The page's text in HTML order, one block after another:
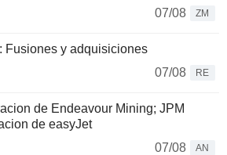
07/08
ZM
Fusiones y adquisiciones
07/08
RE
de Endeavour Mining; JPM
de easyJet
07/08
AN